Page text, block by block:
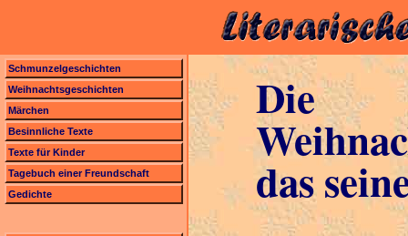
Schmunzelgeschichten
Weihnachtsgeschichten
Märchen
Besinnliche Texte
Texte für Kinder
Tagebuch einer Freundschaft
Gedichte
Die
das